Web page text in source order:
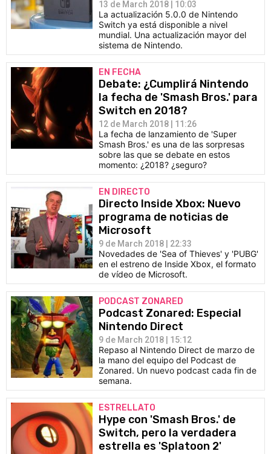
13 de March 2018 | 10:03
La actualización 5.0.0 de Nintendo
Switch ya está disponible a nivel
mundial. Una actualización mayor del
sistema de Nintendo.
EN FECHA
Debate: ¿Cumplirá Nintendo
la fecha de 'Smash Bros.' para
Switch en 2018?
12 de March 2018 | 11:26
La fecha de lanzamiento de 'Super
Smash Bros.' es una de las sorpresas
sobre las que se debate en estos
momento: ¿2018? ¿seguro?
EN DIRECTO
Directo Inside Xbox: Nuevo
programa de noticias de
Microsoft
9 de March 2018 | 22:33
Novedades de 'Sea of Thieves' y 'PUBG'
en el estreno de Inside Xbox, el formato
de vídeo de Microsoft.
PODCAST ZONARED
Podcast Zonared: Especial
Nintendo Direct
9 de March 2018 | 15:12
Repaso al Nintendo Direct de marzo de
la mano del equipo del Podcast de
Zonared. Un nuevo podcast cada fin de
semana.
ESTRELLATO
Hype con 'Smash Bros.' de
Switch, pero la verdadera
estrella es 'Splatoon 2'